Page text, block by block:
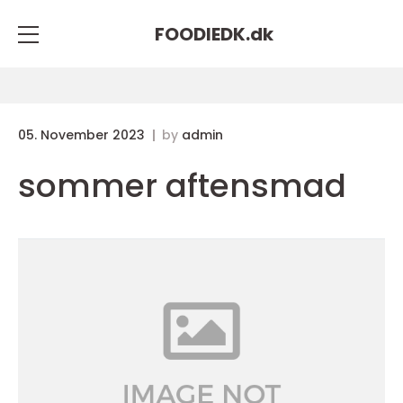
FOODIEDK.dk
05. November 2023 by admin
sommer aftensmad